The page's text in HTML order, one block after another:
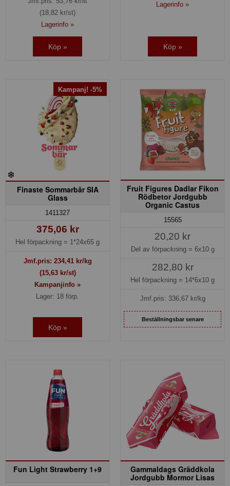
(18,82 kr/st)
Lagerinfo »
Köp »
Lagerinfo »
Köp »
Kampanj! -5%
Finaste Sommarbär SIA
Glass
1411327
375,06 kr
Hel förpackning = 1*24x65 g
Jmf.pris: 234,41kr/kg
(15,63 kr/st)
Kampanjinfo »
Lager: 18 förp.
Köp »
Fruit Figures Dadlar Fikon
Rödbetor Jordgubb
Organic Castus
15565
20,20 kr
Del av förpackning = 6x10 g
282,80 kr
Hel förpackning = 14*6x10 g
Jmf.pris: 336,67kr/kg
Beställningsbar senare
Fun Light Strawberry 1+9
Gammaldags Gräddkola
Jordgubb Mormor Lisas